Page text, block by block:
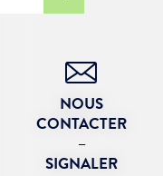
NOUS
CONTACTER
–
SIGNALER